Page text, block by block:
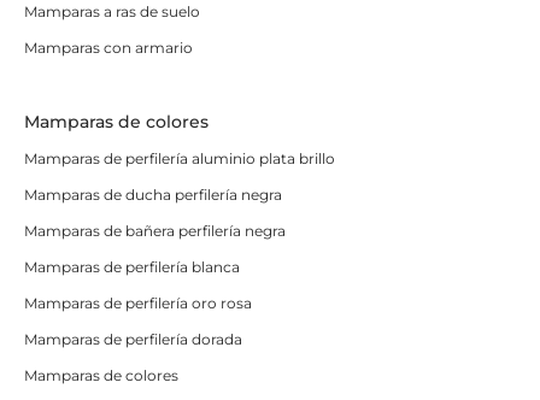
Mamparas a ras de suelo
Mamparas con armario
Mamparas de colores
Mamparas de perfilería aluminio plata brillo
Mamparas de ducha perfilería negra
Mamparas de bañera perfilería negra
Mamparas de perfilería blanca
Mamparas de perfilería oro rosa
Mamparas de perfilería dorada
Mamparas de colores